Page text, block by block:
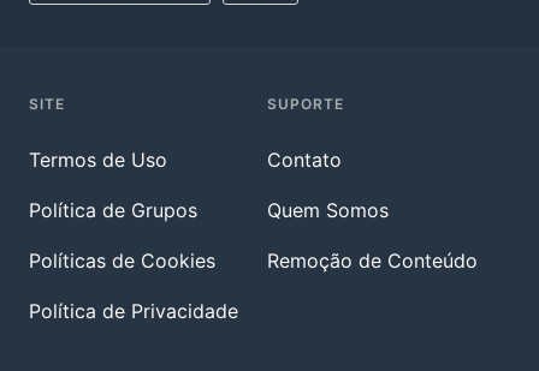
SITE
Termos de Uso
Política de Grupos
Políticas de Cookies
Política de Privacidade
SUPORTE
Contato
Quem Somos
Remoção de Conteúdo